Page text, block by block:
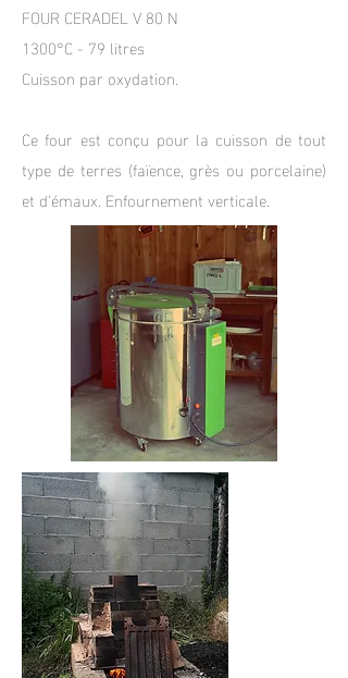
FOUR CERADEL V 80 N
1300°C - 79 litres
Cuisson par oxydation.
Ce four est conçu pour la cuisson de tout
type de terres (faïence, grès ou porcelaine)
et d'émaux. Enfournement verticale.